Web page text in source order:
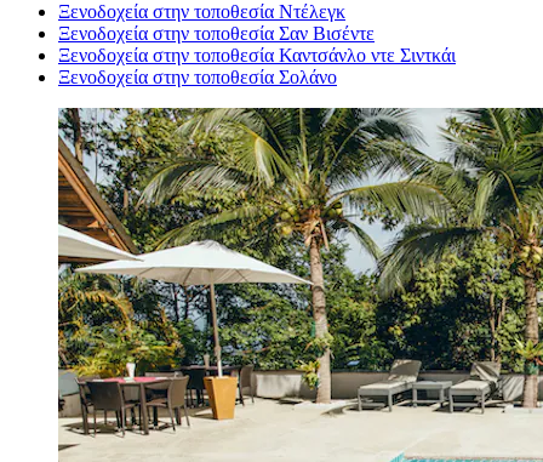
Ξενοδοχεία στην τοποθεσία Ντέλεγκ
Ξενοδοχεία στην τοποθεσία Σαν Βισέντε
Ξενοδοχεία στην τοποθεσία Καντσάνλο ντε Σιντκάι
Ξενοδοχεία στην τοποθεσία Σολάνο